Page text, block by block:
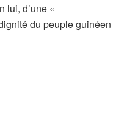
lui, d’une «
du peuple guinéen